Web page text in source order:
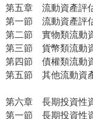
第五章 流動資產
第一節 流動資產
第二節 實物類流
第三節 貨幣類流
第四節 債權類流
第五節 其他流動
第六章 長期投資
第一節 長期投資